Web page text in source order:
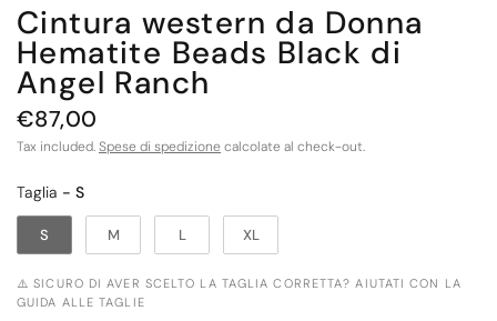
Cintura western da Donna
Hematite Beads Black di
Angel Ranch
€87,00
Tax included.Spese di spedizione calcolate al check-out.
Taglia
Taglia - S
S M L XL
⚠️ SICURO DI AVER SCELTO LA TAGLIA CORRETTA? AIUTATI CON LA
GUIDA ALLE TAGLIE